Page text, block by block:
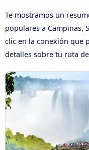
Te mostramos un
populares a Campinas,
clic en la conexión que
detalles sobre tu ruta